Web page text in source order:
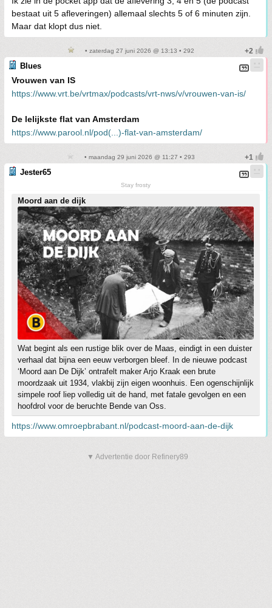
bestaat uit 5 afleveringen) allemaal slechts 5 of 6 minuten zijn.
Maar dat klopt dus niet.
• zaterdag 27 juni 2026 @ 13:13 • 292
Blues
Vrouwen van IS
https://www.vrt.be/vrtmax/podcasts/vrt-nws/v/vrouwen-van-is/
De lelijkste flat van Amsterdam
https://www.parool.nl/pod(...)-flat-van-amsterdam/
• maandag 29 juni 2026 @ 11:27 • 293
Jester65
Stay frosty
Moord aan de dijk
Wat begint als een rustige blik over de Maas, eindigt in een duister
verhaal dat bijna een eeuw verborgen bleef. In de nieuwe podcast
‘Moord aan De Dijk’ ontrafelt maker Arjo Kraak een brute
moordzaak uit 1934, vlakbij zijn eigen woonhuis. Een ogenschijnlijk
simpele roof liep volledig uit de hand, met fatale gevolgen en een
hoofdrol voor de beruchte Bende van Oss.
https://www.omroepbrabant.nl/podcast-moord-aan-de-dijk
▼ Advertentie door Refinery89